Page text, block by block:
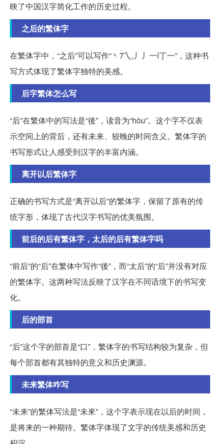
映了中国汉字简化工作的历史过程。
之后的繁体字
在繁体字中，“之后”可以写作“丶7乀,丿丿一l丁一”，这种书
写方式体现了繁体字独特的美感。
后字繁体怎么写
“后”在繁体中的写法是“後”，读音为“hòu”。这个字不仅表
示空间上的背后，还有未来、较晚的时间含义。繁体字的
书写形式让人感受到汉字的丰富内涵。
离开以后繁体字
正确的书写方式是“离开以后”的繁体字，保留了原有的传
统字形，体现了古代汉字书写的优美氛围。
前后的后有繁体字，太后的后有繁体字吗
“前后”的“后”在繁体中写作“後”，而“太后”的“后”并没有对应
的繁体字。这两种写法反映了汉字在不同语境下的书写变
化。
后的部首
“后”这个字的部首是“口”，繁体字的书写结构较为复杂，但
每个部首都有其独特的意义和历史渊源。
未来繁体咋写
“未来”的繁体写法是“未來”，这个字表示现在以后的时间，
是将来的一种期待。繁体字体现了文字的传统美感和历史